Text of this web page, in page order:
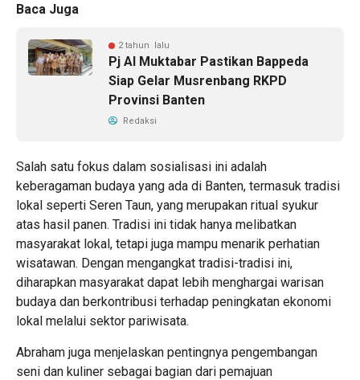
Baca Juga
2 tahun lalu
Pj Al Muktabar Pastikan Bappeda
Siap Gelar Musrenbang RKPD
Provinsi Banten
Redaksi
Salah satu fokus dalam sosialisasi ini adalah
keberagaman budaya yang ada di Banten, termasuk tradisi
lokal seperti Seren Taun, yang merupakan ritual syukur
atas hasil panen. Tradisi ini tidak hanya melibatkan
masyarakat lokal, tetapi juga mampu menarik perhatian
wisatawan. Dengan mengangkat tradisi-tradisi ini,
diharapkan masyarakat dapat lebih menghargai warisan
budaya dan berkontribusi terhadap peningkatan ekonomi
lokal melalui sektor pariwisata.
Abraham juga menjelaskan pentingnya pengembangan
seni dan kuliner sebagai bagian dari pemajuan